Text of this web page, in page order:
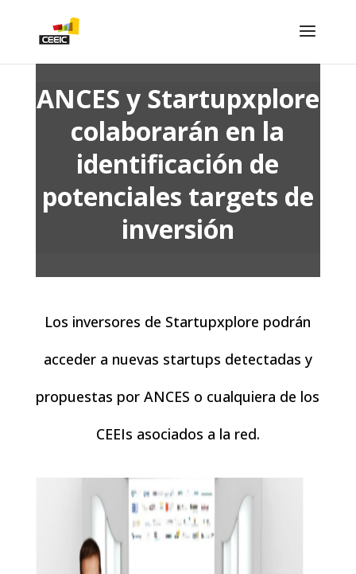
ANCES y Startupxplore
colaborarán en la
identificación de
potenciales targets de
inversión
Los inversores de Startupxplore podrán
acceder a nuevas startups detectadas y
propuestas porANCES o cualquiera de los
CEEIs asociados a la red.